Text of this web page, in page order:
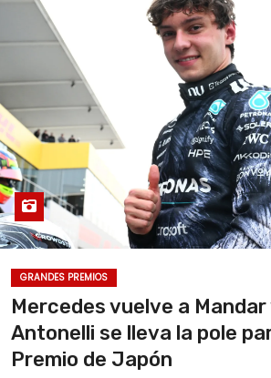
GRANDES PREMIOS
Mercedes vuelve a Mandar
Antonelli se lleva la pole
Premio de Japón